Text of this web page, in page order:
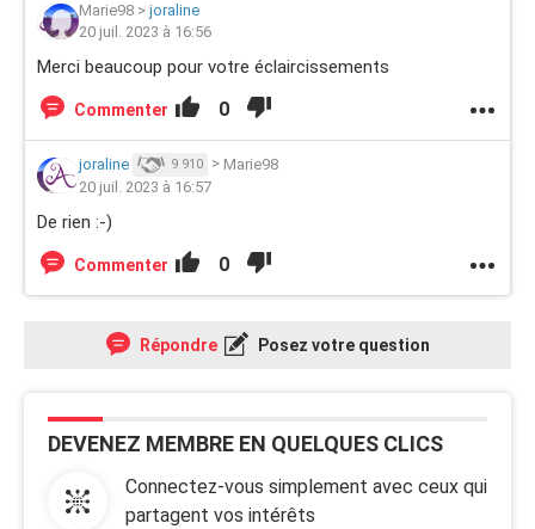
Marie98 > joraline
20 juil. 2023 à 16:56
Merci beaucoup pour votre éclaircissements
Commenter 0
joraline 9 910 > Marie98
20 juil. 2023 à 16:57
De rien :-)
Commenter 0
Répondre Posez votre question
DEVENEZ MEMBRE EN QUELQUES CLICS
Connectez-vous simplement avec ceux qui
partagent vos intérêts